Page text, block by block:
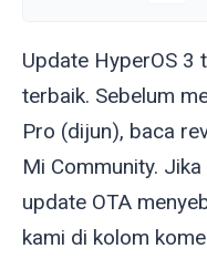
Update HyperOS 3
terbaik. Sebelum
Pro (dijun), baca
Mi Community.
update OTA
kami di kolom